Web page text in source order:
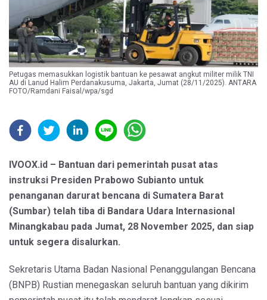
Petugas memasukkan logistik bantuan ke pesawat angkut militer milik TNI
AU di Lanud Halim Perdanakusuma, Jakarta, Jumat (28/11/2025). ANTARA
FOTO/Ramdani Faisal/wpa/sgd
IVOOX.id – Bantuan dari pemerintah pusat atas
instruksi Presiden Prabowo Subianto untuk
penanganan darurat bencana di Sumatera Barat
(Sumbar) telah tiba di Bandara Udara Internasional
Minangkabau pada Jumat, 28 November 2025, dan siap
untuk segera disalurkan.
Sekretaris Utama Badan Nasional Penanggulangan Bencana
(BNPB) Rustian menegaskan seluruh bantuan yang dikirim